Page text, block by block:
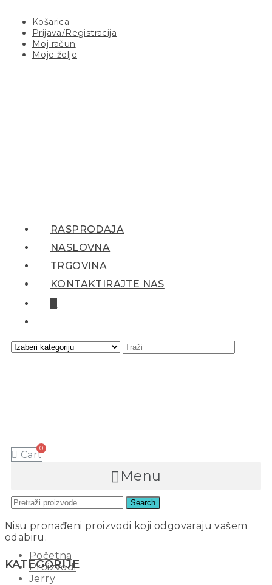
Košarica
Prijava/Registracija
Moj račun
Moje želje
RASPRODAJA
NASLOVNA
TRGOVINA
KONTAKTIRAJTE NAS
Cart
Menu
Search
JERRY
Početna
Proizvodi
Jerry
Nisu pronađeni proizvodi koji odgovaraju vašem
odabiru.
KATEGORIJE